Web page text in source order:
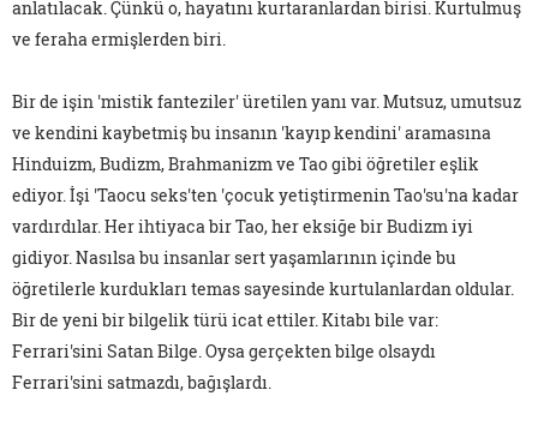
anlatılacak. Çünkü o, hayatını kurtaranlardan birisi. Kurtulmuş
ve feraha ermişlerden biri.
Bir de işin 'mistik fanteziler' üretilen yanı var. Mutsuz, umutsuz
ve kendini kaybetmiş bu insanın 'kayıp kendini' aramasına
Hinduizm, Budizm, Brahmanizm ve Tao gibi öğretiler eşlik
ediyor. İşi 'Taocu seks'ten 'çocuk yetiştirmenin Tao'su'na kadar
vardırdılar. Her ihtiyaca bir Tao, her eksiğe bir Budizm iyi
gidiyor. Nasılsa bu insanlar sert yaşamlarının içinde bu
öğretilerle kurdukları temas sayesinde kurtulanlardan oldular.
Bir de yeni bir bilgelik türü icat ettiler. Kitabı bile var:
Ferrari'sini Satan Bilge. Oysa gerçekten bilge olsaydı
Ferrari'sini satmazdı, bağışlardı.